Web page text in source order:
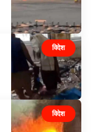
विदेश
विदेश